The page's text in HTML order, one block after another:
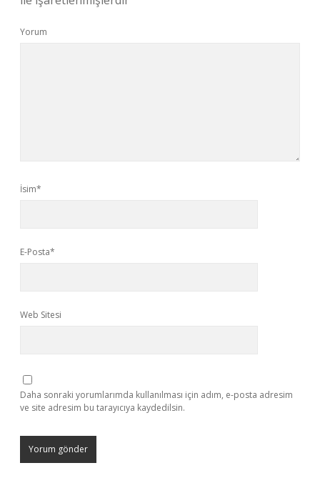
Yorum
İsim*
E-Posta*
Web Sitesi
Daha sonraki yorumlarımda kullanılması için adım, e-posta adresim
ve site adresim bu tarayıcıya kaydedilsin.